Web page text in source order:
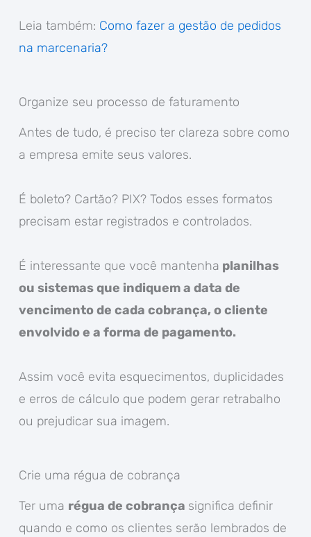
Leia também: Como fazer a gestão de pedidos
na marcenaria?
Organize seu processo de faturamento
Antes de tudo, é preciso ter clareza sobre como
a empresa emite seus valores.
É boleto? Cartão? PIX? Todos esses formatos
precisam estar registrados e controlados.
É interessante que você mantenha planilhas
ou sistemas que indiquem a data de
vencimento de cada cobrança, o cliente
envolvido e a forma de pagamento.
Assim você evita esquecimentos, duplicidades
e erros de cálculo que podem gerar retrabalho
ou prejudicar sua imagem.
Crie uma régua de cobrança
Ter uma régua de cobrança significa definir
quando e como os clientes serão lembrados de